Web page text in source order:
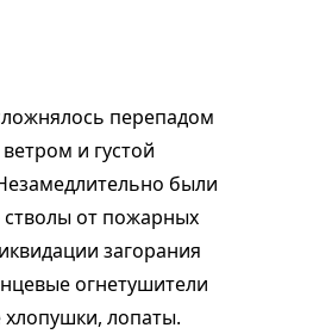
перепадом
и густой
были
от пожарных
загорания
огнетушители
лопаты.